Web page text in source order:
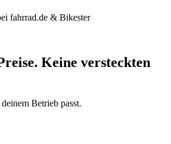
fahrrad.de & Bikester
Keine versteckten
Betrieb passt.